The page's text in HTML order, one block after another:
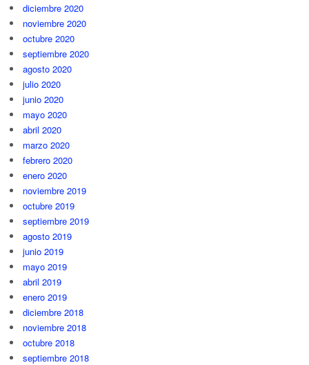
diciembre 2020
noviembre 2020
octubre 2020
septiembre 2020
agosto 2020
julio 2020
junio 2020
mayo 2020
abril 2020
marzo 2020
febrero 2020
enero 2020
noviembre 2019
octubre 2019
septiembre 2019
agosto 2019
junio 2019
mayo 2019
abril 2019
enero 2019
diciembre 2018
noviembre 2018
octubre 2018
septiembre 2018